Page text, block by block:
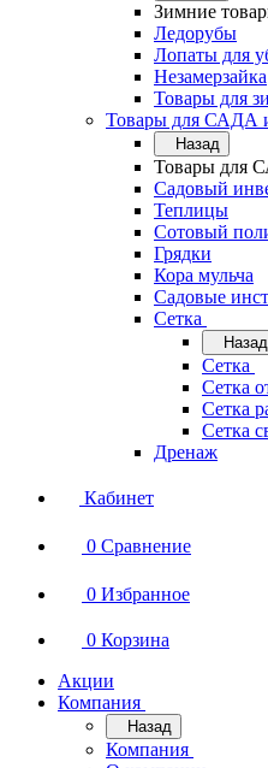
Зимние
Ледорубы
Лопаты для
Незамерзайка
Товары для
Товары для
Назад
Товары для
Садовый
Теплицы
Сотовый
Грядки
Кора мульча
Садовые
Сетка
Назад
Сетка
Сетка
Сетка
Сетка
Дренаж
Кабинет
0 Сравнение
0 Избранное
0 Корзина
Акции
Компания
Назад
Компания